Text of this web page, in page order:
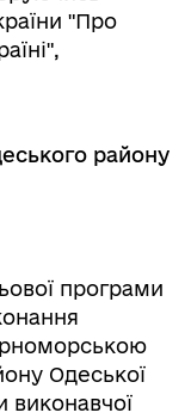
"Про
району
програми
Одеської
виконавчої